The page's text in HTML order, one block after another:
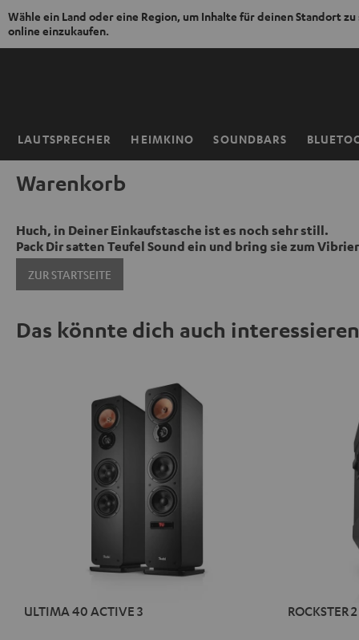
Wähle ein Land oder eine Region, um Inhalte für deinen Standort zu
online einzukaufen.
ZUM
LAUTSPRECHER HEIMKINO SOUNDBARS
Startseite
Warenkorb
Huch, in Deiner Einkaufstasche ist es noch sehr still.
Pack Dir satten Teufel Sound ein und bring sie zum
ZUR STARTSEITE
Das könnte dich auch interessieren
ULTIMA 40 ACTIVE 3 ROCKSTER 2